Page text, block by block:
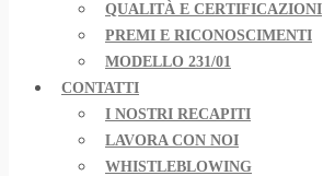
QUALITÀ E CERTIFICAZIONI
PREMI E RICONOSCIMENTI
MODELLO 231/01
CONTATTI
I NOSTRI RECAPITI
LAVORA CON NOI
WHISTLEBLOWING